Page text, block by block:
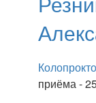
приёма -